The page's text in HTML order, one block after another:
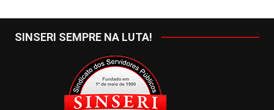
SINSERI SEMPRE NA LUTA!